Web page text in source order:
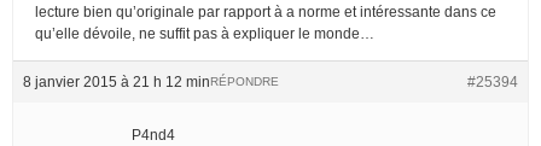
lecture bien qu’originale par rapport à a norme et intéressante dans ce
qu’elle dévoile, ne suffit pas à expliquer le monde…
8 janvier 2015 à 21 h 12 min #25394
RÉPONDRE
P4nd4